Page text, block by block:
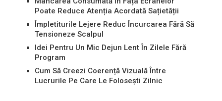
Poate Reduce Atenția Acordată Sațietății
Împletiturile Lejere Reduc Încurcarea Fără Să
Tensioneze Scalpul
Idei Pentru Un Mic Dejun Lent În Zilele Fără
Program
Cum Să Creezi Coerență Vizuală Între
Lucrurile Pe Care Le Folosești Zilnic